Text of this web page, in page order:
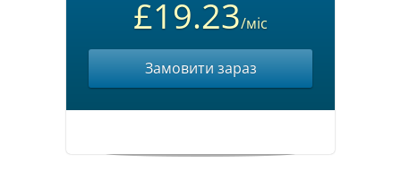
£19.23/міс
Замовити зараз